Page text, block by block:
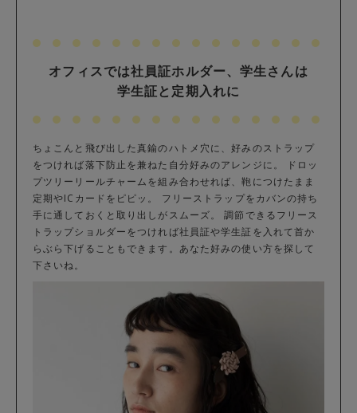
オフィスでは社員証ホルダー、学生さんは
学生証と定期入れに
ちょこんと飛び出した真鍮のハトメ穴に、好みのストラップ
をつければ落下防止を兼ねた自分好みのアレンジに。 ドロッ
プツリーリールチャームを組み合わせれば、鞄につけたまま
定期やICカードをピピッ。 フリーストラップをカバンの持ち
手に通しておくと取り出しがスムーズ。 調節できるフリース
トラップショルダーをつければ社員証や学生証を入れて首か
らぶら下げることもできます。あなた好みの使い方を探して
下さいね。